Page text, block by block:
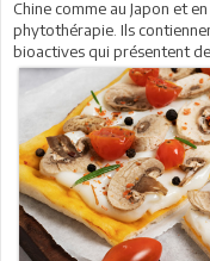
Chine comme au Japon et
phytothérapie. Ils
bioactives qui présentent